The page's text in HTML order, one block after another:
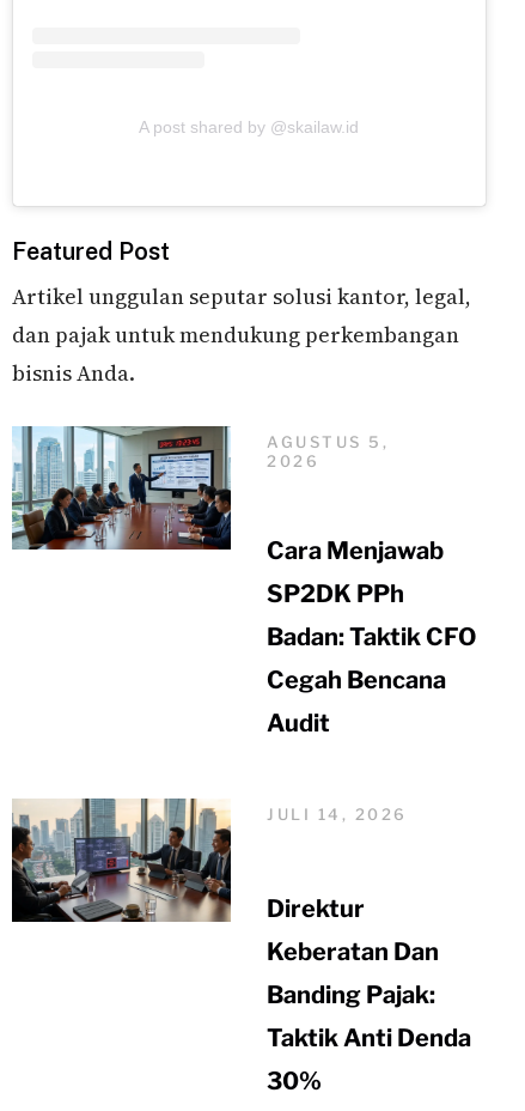
A post shared by @skailaw.id
Featured Post
Artikel unggulan seputar solusi kantor, legal,
dan pajak untuk mendukung perkembangan
bisnis Anda.
AGUSTUS 5,
2026
Cara Menjawab
SP2DK PPh
Badan: Taktik CFO
Cegah Bencana
Audit
JULI 14, 2026
Direktur
Keberatan Dan
Banding Pajak:
Taktik Anti Denda
30%